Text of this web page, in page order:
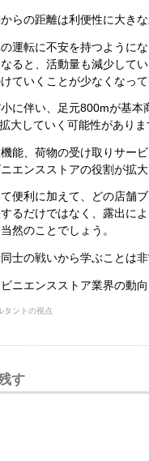
らの距離は利便性に大きな
運転に不安を持つように
ると、活動量も減少して
ていくことが少なくなって
に伴い、足元800mが基本
大していく可能性がありま
能、荷物の受け取りサー
エンスストアの役割が拡
便利に加えて、どの店舗
るだけではなく、露出に
然のことでしょう。
士の戦いから学ぶことは
ニエンスストア業界の動
タントの視点
す